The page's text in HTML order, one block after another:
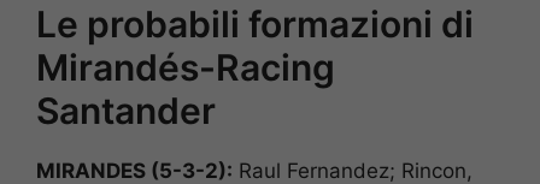
Le probabili formazioni di
Mirandés-Racing
Santander
MIRANDES (5-3-2): Raul Fernandez; Rincon,